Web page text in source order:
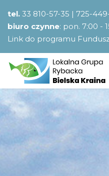
tel. 33 810-57-35 | 725-
biuro czynne: pon. 7:00 -
Link do programu